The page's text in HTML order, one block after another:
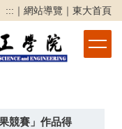
::: ｜ 網站導覽 ｜ 東大首頁
競賽」作品得